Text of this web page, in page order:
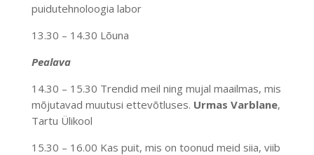
puidutehnoloogia labor
13.30 – 14.30 Lõuna
Pealava
14.30 – 15.30 Trendid meil ning mujal maailmas, mis
mõjutavad muutusi ettevõtluses. Urmas Varblane,
Tartu Ülikool
15.30 – 16.00 Kas puit, mis on toonud meid siia, viib